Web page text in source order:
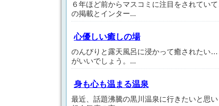
６年ほど前からマスコミに注目をされてい
の掲載とインター...
心優しい癒しの場
のんびりと露天風呂に浸かって癒されたい
がいいでしょう。...
身も心も温まる温泉
最近、話題沸騰の黒川温泉に行きたいと思